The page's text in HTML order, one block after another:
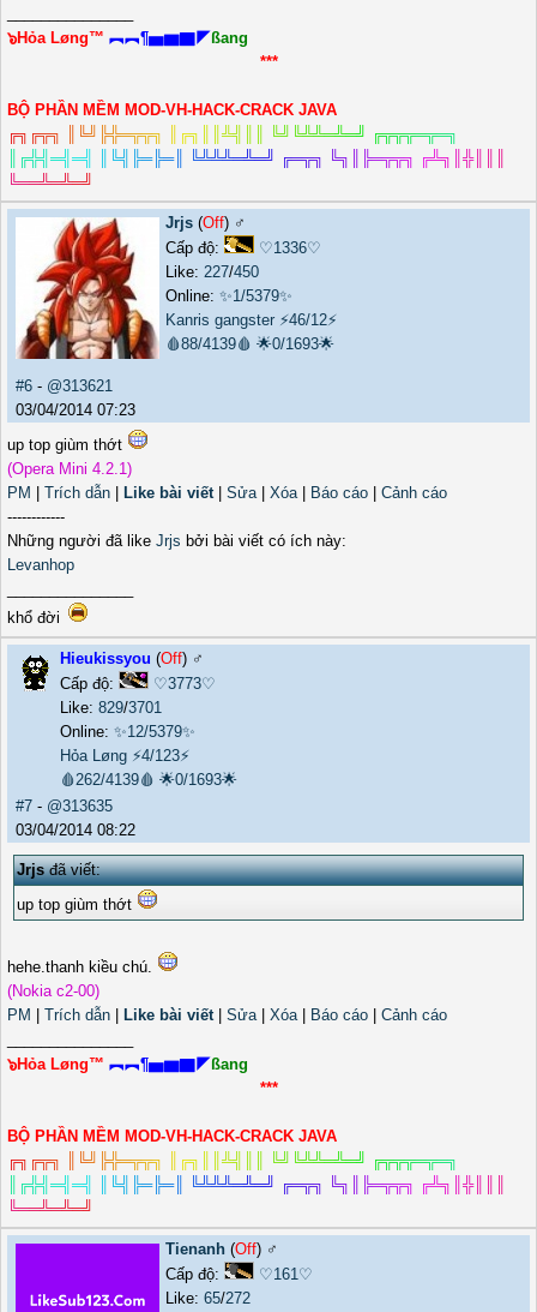
๖Hỏa Løng™ ︻︻¶▅▆▇◤ßang
***
BỘ PHẦN MỀM MOD-VH-HACK-CRACK JAVA
╔╗ ╔╦╗ ╚╝ ╠╬═╦╦╗ ╔╗ ╩╣ ╚╝ ╚╩╩═╩═╝ ╔╦╦╦═╦═╗
╔╬╣ ═╣ ═╣ ╚╣ ╠═╠═║ ╚╩╩╩═╩═╝ ╔═╦╗ ╚╗ ╠═╦╦╗ ╔╩╗ ╬║
╚══╩═╩═╝
Jrjs (Off) ♂️
Cấp độ:
♡1336♡
Like: 227/450
Online: ✨1/5379✨
Kanris gangster ⚡46/12⚡
🩸88/4139🩸 🌟0/1693🌟
#6 - @313621
03/04/2014 07:23
up top giùm thớt
(Opera Mini 4.2.1)
PM
Trích dẫn Like bài viết| Sửa| Xóa| Báo cáo
Cảnh cáo
------------
Những người đã like Jrjs bởi bài viết có ích này:
Levanhop
khổ đời
Hieukissyou (Off) ♂️
Cấp độ:
♡3773♡
Like: 829/3701
Online: ✨12/5379✨
Hỏa Løng ⚡4/123⚡
🩸262/4139🩸 🌟0/1693🌟
#7 - @313635
03/04/2014 08:22
Jrjsđã viết:
up top giùm thớt
hehe.thanh kiều chú.
(Nokia c2-00)
PM
Trích dẫn Like bài viết| Sửa| Xóa| Báo cáo
Cảnh cáo
๖Hỏa Løng™ ︻︻¶▅▆▇◤ßang
***
BỘ PHẦN MỀM MOD-VH-HACK-CRACK JAVA
╔╗ ╔╦╗ ╚╝ ╠╬═╦╦╗ ╔╗ ╩╣ ╚╝ ╚╩╩═╩═╝ ╔╦╦╦═╦═╗
╔╬╣ ═╣ ═╣ ╚╣ ╠═╠═║ ╚╩╩╩═╩═╝ ╔═╦╗ ╚╗ ╠═╦╦╗ ╔╩╗ ╬║
╚══╩═╩═╝
Tienanh (Off) ♂️
Cấp độ:
♡161♡
Like: 65/272